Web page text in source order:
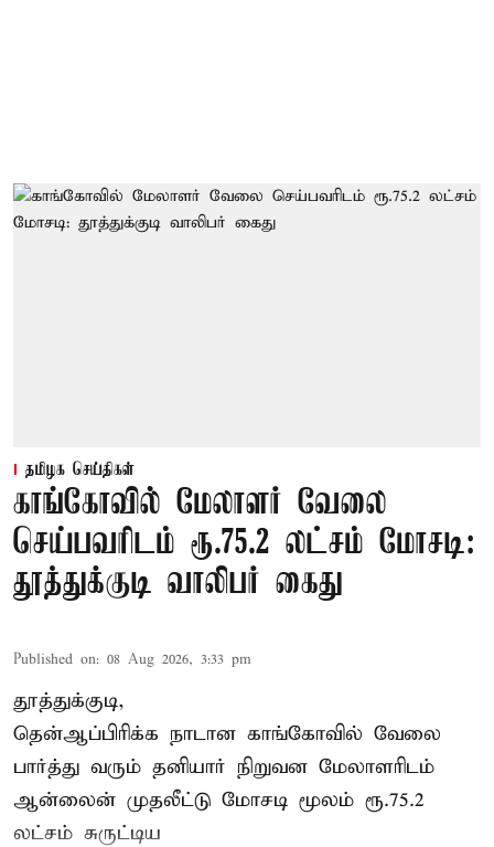
தமிழக செய்திகள்
காங்கோவில் மேலாளர் வேலை
செய்பவரிடம் ரூ.75.2 லட்சம் மோசடி:
தூத்துக்குடி வாலிபர் கைது
Published on: 08 Aug 2026, 3:33 pm
தூத்துக்குடி,
தென்ஆப்பிரிக்க நாடான காங்கோவில் வேலை
பார்த்து வரும் தனியார் நிறுவன மேலாளரிடம்
ஆன்லைன் முதலீட்டு மோசடி மூலம் ரூ.75.2
லட்சம் சுருட்டிய